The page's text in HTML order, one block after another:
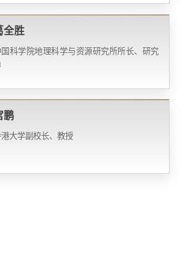
全胜
国科学院地理科学与资源研究所所长、研究
鹏
大学副校长、教授